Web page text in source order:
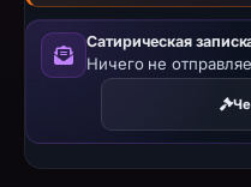
IP
Apr
Сатирическая
Ничего не